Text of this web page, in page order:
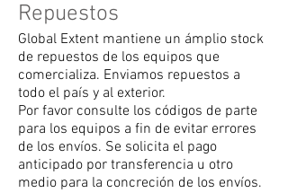
Repuestos
Global Extent mantiene un ámplio stock
de repuestos de los equipos que
comercializa. Enviamos repuestos a
todo el país y al exterior.
Por favor consulte los códigos de parte
para los equipos a fin de evitar errores
de los envíos. Se solicita el pago
anticipado por transferencia u otro
medio para la concreción de los envíos.